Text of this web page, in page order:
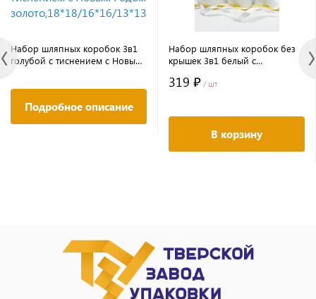
Набор шляпных коробок 3в1
голубой с тиснением с Новым
Подробное описание
Набор шляпных коробок без
крышек 3в1 белый с
золото13*13*/16*16/18*18
319 ₽ / шт
В корзину